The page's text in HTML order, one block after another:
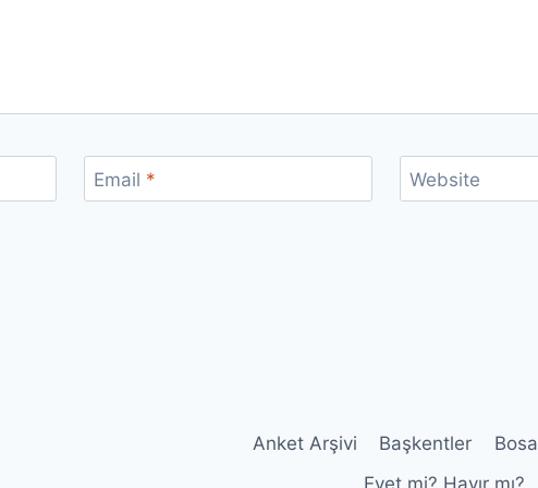
Email * Website
Anket Arşivi Başkentler Bosa
Evet mi? Hayır mı?